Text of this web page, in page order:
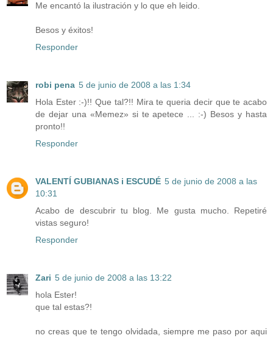
Me encantó la ilustración y lo que eh leido.
Besos y éxitos!
Responder
robi pena 5 de junio de 2008 a las 1:34
Hola Ester :-)!! Que tal?!! Mira te queria decir que te acabo
de dejar una «Memez» si te apetece ... :-) Besos y hasta
pronto!!
Responder
VALENTÍ GUBIANAS i ESCUDÉ 5 de junio de 2008 a las
10:31
Acabo de descubrir tu blog. Me gusta mucho. Repetiré
vistas seguro!
Responder
Zari 5 de junio de 2008 a las 13:22
hola Ester!
que tal estas?!
no creas que te tengo olvidada, siempre me paso por aqui